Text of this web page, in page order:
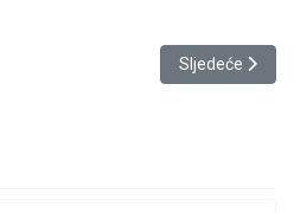
Sljedeći članak:
Sljedeće